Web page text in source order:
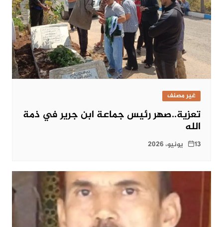
غير مصنف
تعزية..صهر رئيس جماعة ابن جرير في ذمة
الله
13 يونيو، 2026